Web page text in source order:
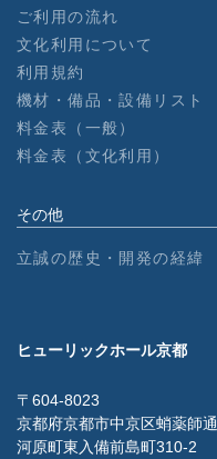
ご利用の流れ
文化利用について
利用規約
機材・備品・設備リスト
料金表（一般）
料金表（文化利用）
その他
立誠の歴史・開発の経緯
ヒューリックホール京都
〒604-8023
京都府京都市中京区蛸薬師通
河原町東入備前島町310-2